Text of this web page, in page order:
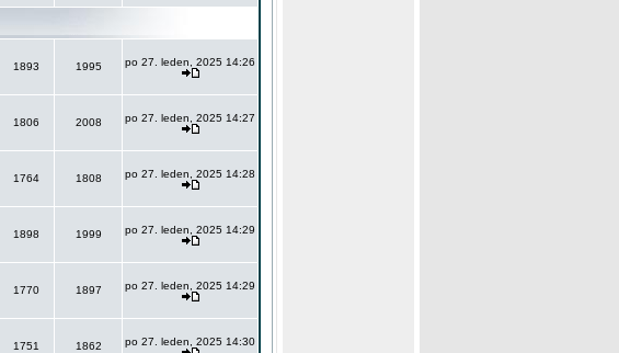
1893 1995 po 27. leden, 2025 14:26
1806 2008 po 27. leden, 2025 14:27
1764 1808 po 27. leden, 2025 14:28
1898 1999 po 27. leden, 2025 14:29
1770 1897 po 27. leden, 2025 14:29
1751 1862 po 27. leden, 2025 14:30